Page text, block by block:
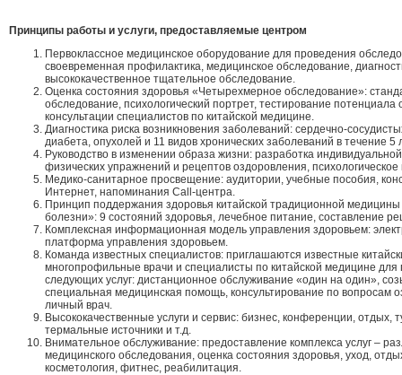
Принципы работы и услуги, предоставляемые центром
Первоклассное медицинское оборудование для проведения
своевременная профилактика, медицинское обследование,
высококачественное тщательное обследование.
Оценка состояния здоровья «Четырехмерное обследование»:
обследование, психологический портрет, тестирование потенциала
консультации специалистов по китайской медицине.
Диагностика риска возникновения заболеваний: сердечно-
диабета, опухолей и 11 видов хронических заболеваний в течение 5
Руководство в изменении образа жизни: разработка
физических упражнений и рецептов оздоровления, психологическое
Медико-санитарное просвещение: аудитории, учебные пособия,
Интернет, напоминания Call-центра.
Принцип поддержания здоровья китайской традиционной
болезни»: 9 состояний здоровья, лечебное питание, составление
Комплексная информационная модель управления здоровьем:
платформа управления здоровьем.
Команда известных специалистов: приглашаются известные
многопрофильные врачи и специалисты по китайской медицине для
следующих услуг: дистанционное обслуживание «один на один»,
специальная медицинская помощь, консультирование по вопросам
личный врач.
Высококачественные услуги и сервис: бизнес, конференции, отдых,
термальные источники и т.д.
Внимательное обслуживание: предоставление комплекса услуг –
медицинского обследования, оценка состояния здоровья, уход,
косметология, фитнес, реабилитация.